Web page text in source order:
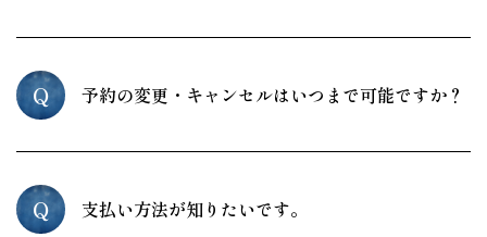
Q 予約の変更・キャンセルはいつまで可能ですか？
Q 支払い方法が知りたいです。